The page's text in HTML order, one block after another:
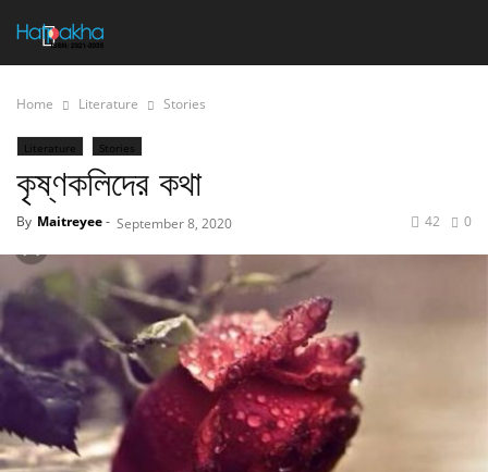
Home Literature Stories
Literature Stories
কৃষ্ণকলিদের কথা
By Maitreyee- September 8, 2020 0
42